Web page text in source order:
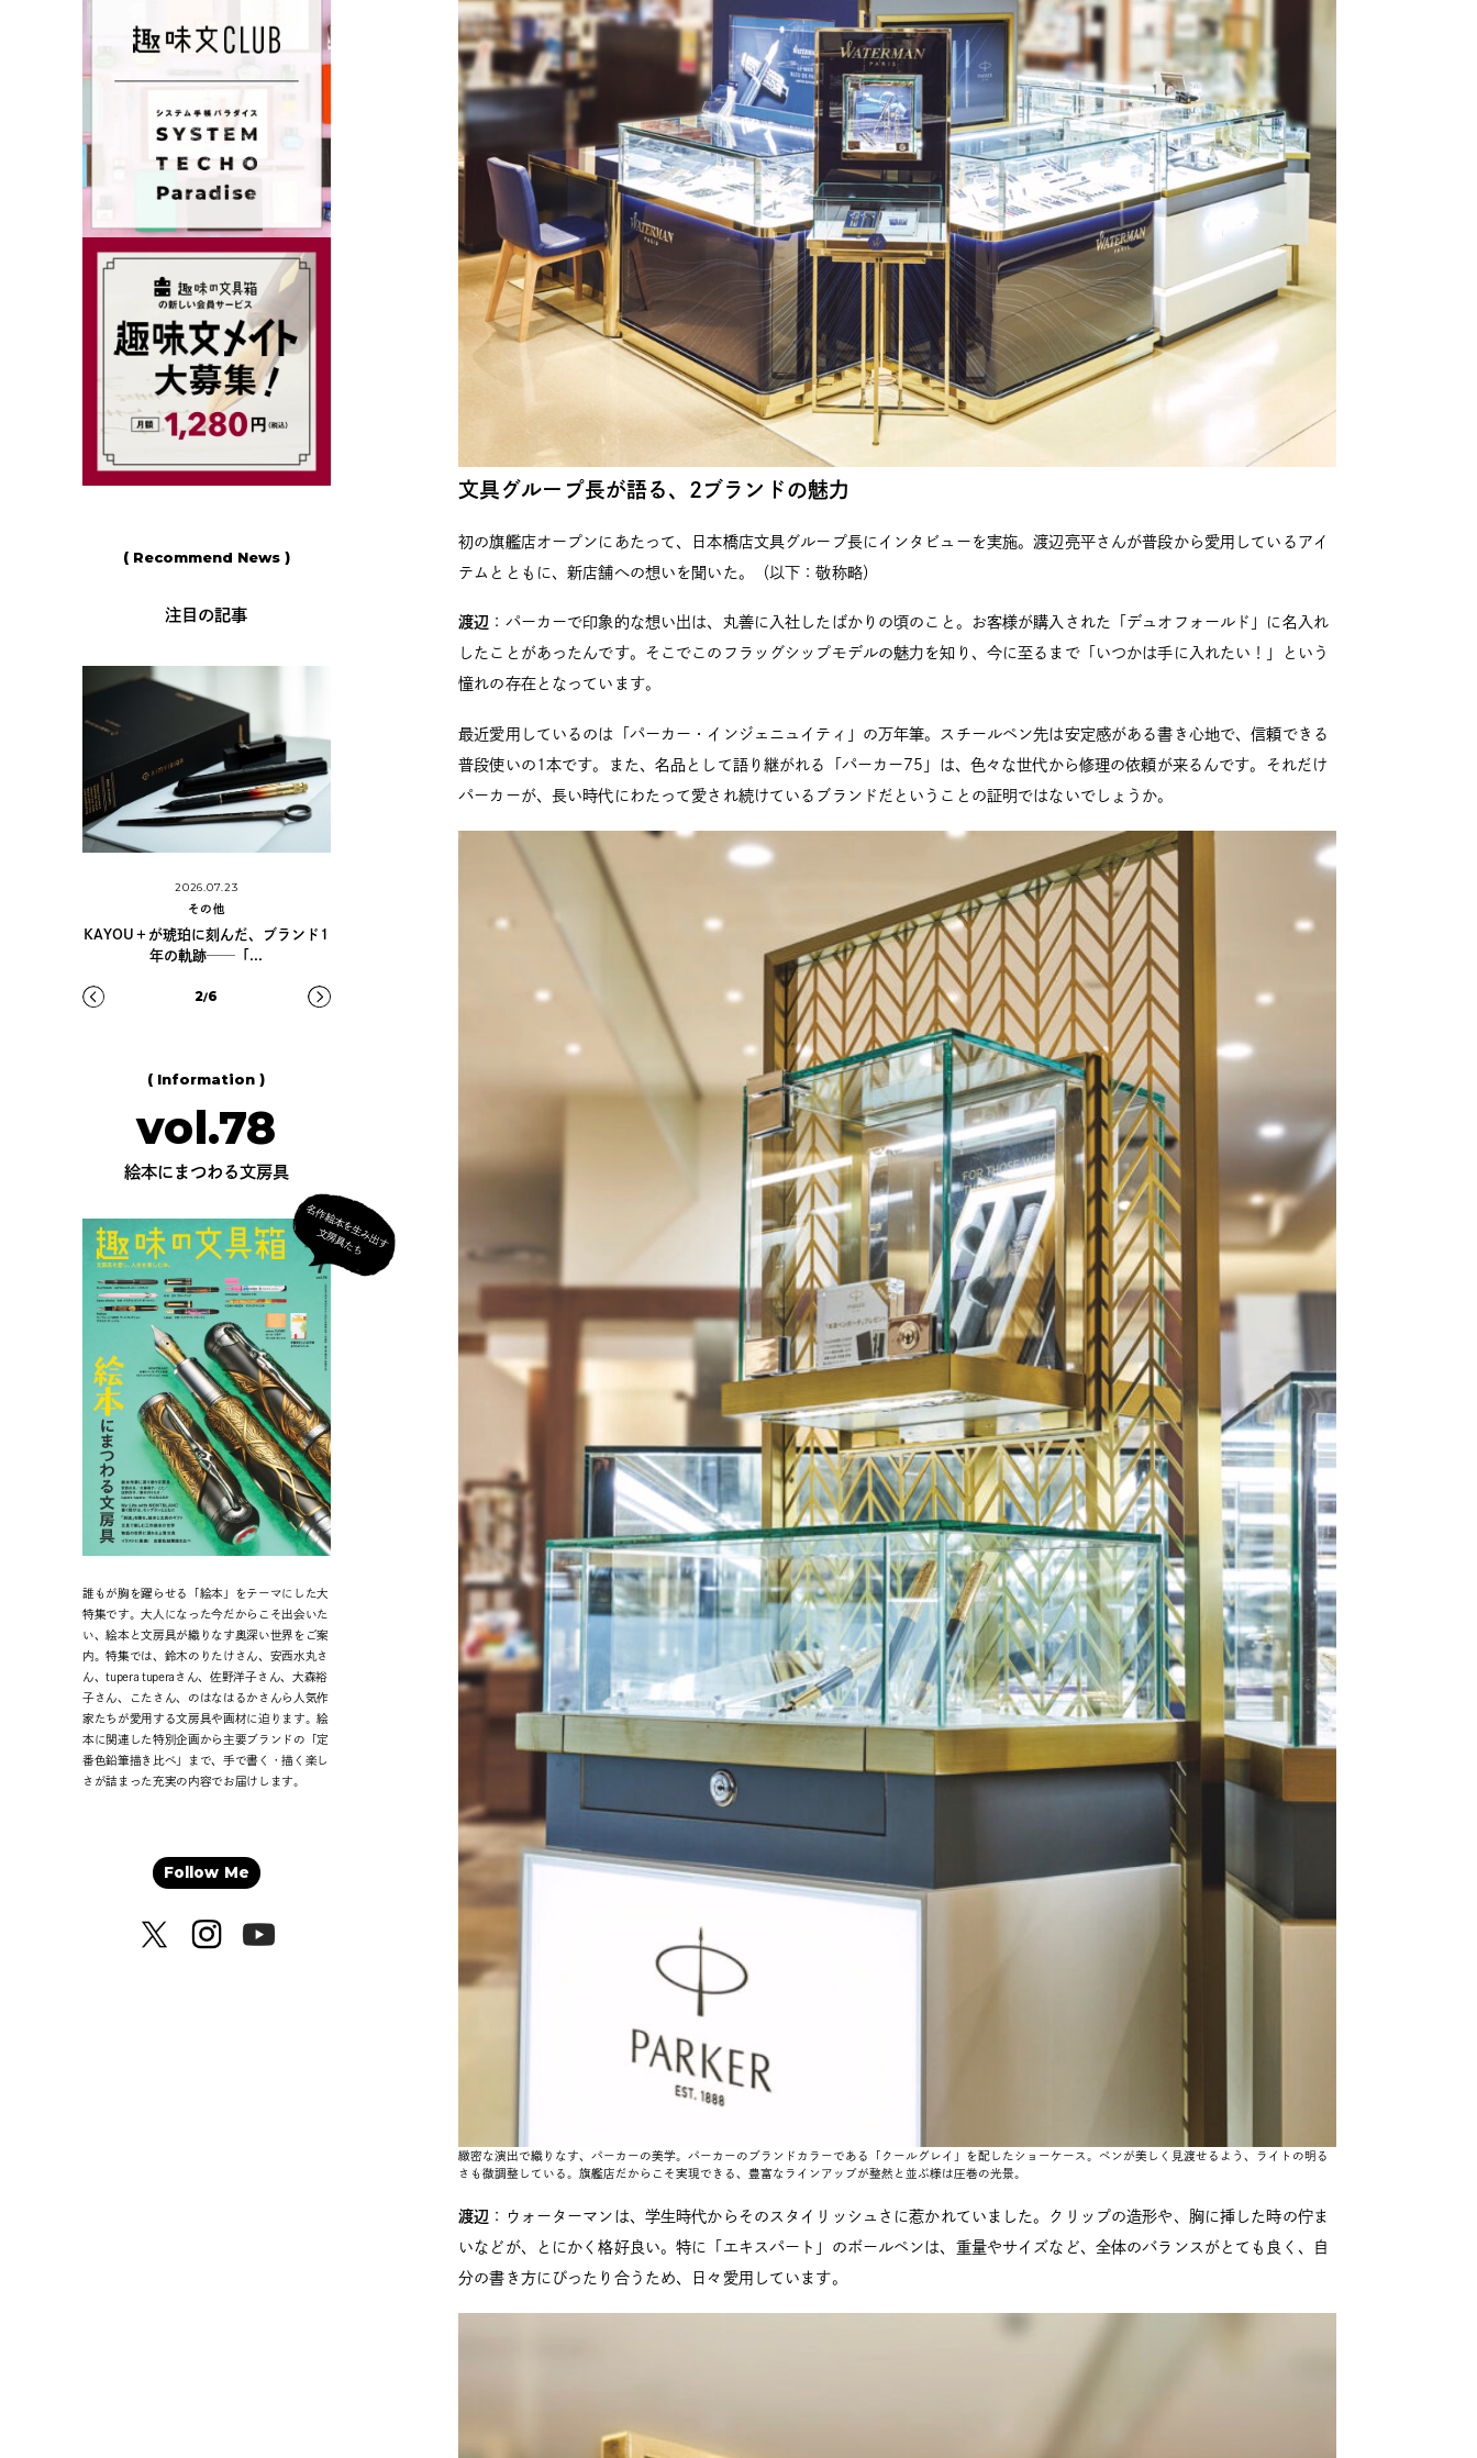
( Recommend News )
注目の記事
カリグラフィーの世...
2026.05.12
日本限定で復刻されたエクリドール フ
2026.06.12
その他
コクヨと趣味の文具箱が待望の初コラ
ボ！「本に寄り添う...
3/6
( Information )
vol.78
絵本にまつわる文房具
名
作
絵
本
を
生
み
出
す
文
房
具
た
ち
誰もが胸を躍らせる「絵本」をテーマにした大
特集です。大人になった今だからこそ出会いた
い、絵本と文房具が織りなす奥深い世界をご案
内。特集では、鈴木のりたけさん、安西水丸さ
ん、tupera tuperaさん、佐野洋子さん、大森裕
子さん、こたさん、のはなはるかさんら人気作
家たちが愛用する文房具や画材に迫ります。絵
本に関連した特別企画から主要ブランドの「定
番色鉛筆描き比べ」まで、手で書く・描く楽し
さが詰まった充実の内容でお届けします。
Follow Me
文具グループ長が語る、2ブランドの魅力
初の旗艦店オープンにあたって、日本橋店文具グループ長にインタビューを実施。渡辺亮平さんが普段から愛用しているアイ
テムとともに、新店舗への想いを聞いた。（以下：敬称略）
渡辺 ：パーカーで印象的な想い出は、丸善に入社したばかりの頃のこと。お客様が購入された「デュオフォールド」に名入れ
したことがあったんです。そこでこのフラッグシップモデルの魅力を知り、今に至るまで「いつかは手に入れたい！」という
憧れの存在となっています。
最近愛用しているのは「パーカー・インジェニュイティ」の万年筆。スチールペン先は安定感がある書き心地で、信頼できる
普段使いの1本です。また、名品として語り継がれる「パーカー75」は、色々な世代から修理の依頼が来るんです。それだけ
パーカーが、長い時代にわたって愛され続けているブランドだということの証明ではないでしょうか。
緻密な演出で織りなす、パーカーの美学。パーカーのブランドカラーである「クールグレイ」を配したショーケース。ペンが美しく見渡せるよう、ライトの明る
さも微調整している。旗艦店だからこそ実現できる、豊富なラインアップが整然と並ぶ様は圧巻の光景。
渡辺 ：ウォーターマンは、学生時代からそのスタイリッシュさに惹かれていました。クリップの造形や、胸に挿した時の佇ま
いなどが、とにかく格好良い。特に「エキスパート」のボールペンは、重量やサイズなど、全体のバランスがとても良く、自
分の書き方にぴったり合うため、日々愛用しています。